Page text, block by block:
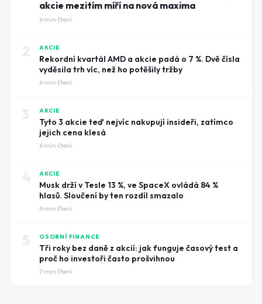
akcie mezitím míří na nová maxima
6 min čtení
AKCIE
Rekordní kvartál AMD a akcie padá o 7 %. Dvě čísla
vyděsila trh víc, než ho potěšily tržby
6 min čtení
AKCIE
Tyto 3 akcie teď nejvíc nakupují insideři, zatímco
jejich cena klesá
6 min čtení
AKCIE
Musk drží v Tesle 13 %, ve SpaceX ovládá 84 %
hlasů. Sloučení by ten rozdíl smazalo
6 min čtení
OSOBNÍ FINANCE
Tři roky bez daně z akcií: jak funguje časový test a
proč ho investoři často prošvihnou
7 min čtení